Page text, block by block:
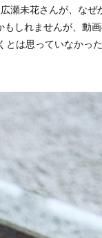
瀬未花さんが、なぜ
しれませんが、動
とは思っていなかっ